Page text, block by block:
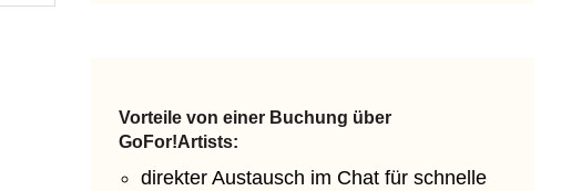
Vorteile von einer Buchung über
GoFor!Artists:
direkter Austausch im Chat für schnelle